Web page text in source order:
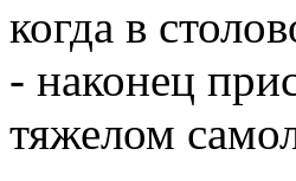
когда в
- наконец
тяжелом